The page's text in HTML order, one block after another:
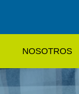
NOSOTROS